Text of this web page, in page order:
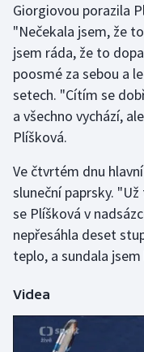
Krasobruslení
Lezení
Lyže a snowboard
Moderní pětiboj
Motorsport
Olympijské hry
Parasport
Plážový volejbal
Giorgiovou porazila
"Nečekala jsem, že
jsem ráda, že to
poosmé za sebou a
setech. "Cítím se
a všechno vychází,
Plíšková.
Ve čtvrtém dnu
sluneční paprsky.
se Plíšková v
nepřesáhla deset
teplo, a sundala
Videa